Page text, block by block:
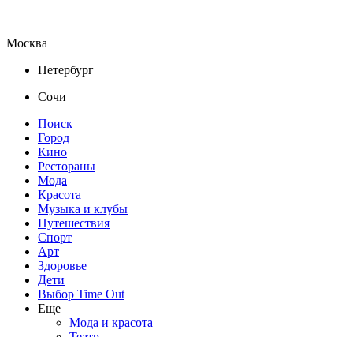
Москва
Петербург
Сочи
Поиск
Город
Кино
Рестораны
Мода
Красота
Музыка и клубы
Путешествия
Спорт
Арт
Здоровье
Дети
Выбор Time Out
Еще
Мода и красота